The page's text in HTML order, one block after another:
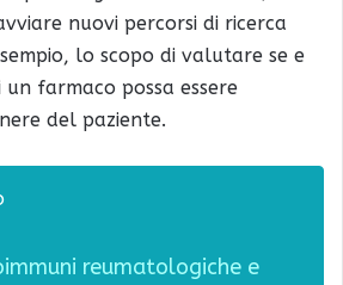
nuovi percorsi di ricerca
lo scopo di valutare se e
farmaco possa essere
del paziente.
reumatologiche e